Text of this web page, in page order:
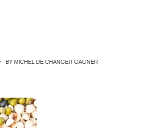
BY MICHEL DE CHANGER GAGNER